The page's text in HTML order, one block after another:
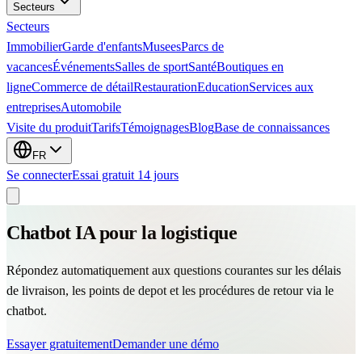
Secteurs
Secteurs
ImmobilierGarde d'enfantsMuseesParcs de
vacancesÉvénementsSalles de sportSantéBoutiques en
ligneCommerce de détailRestaurationEducationServices aux
entreprisesAutomobile
Visite du produitTarifsTémoignagesBlogBase de connaissances
FR
Se connecterEssai gratuit 14 jours
Chatbot IA pour la logistique
Répondez automatiquement aux questions courantes sur les délais
de livraison, les points de depot et les procédures de retour via le
chatbot.
Essayer gratuitementDemander une démo